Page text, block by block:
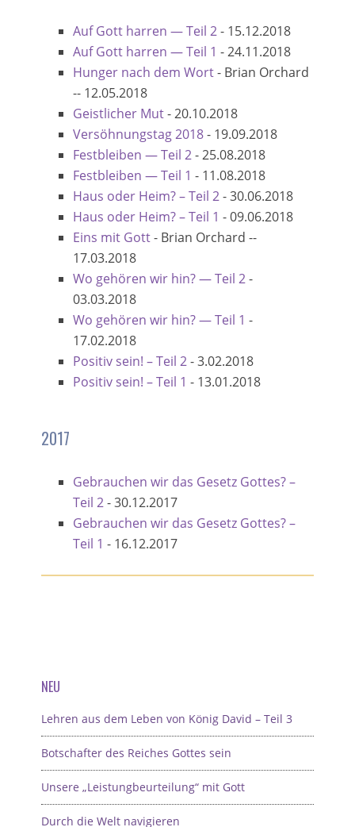
Auf Gott harren — Teil 2- 15.12.2018
Auf Gott harren — Teil 1 -24.11.2018
Hunger nach dem Wort- Brian Orchard
-- 12.05.2018
Geistlicher Mut-20.10.2018
Versöhnungstag 2018- 19.09.2018
Festbleiben — Teil 2-25.08.2018
Festbleiben — Teil 1 - 11.08.2018
Haus oder Heim? – Teil 2-30.06.2018
Haus oder Heim? – Teil 1 -09.06.2018
Eins mit Gott- Brian Orchard --
17.03.2018
Wo gehören wir hin? — Teil 2-
03.03.2018
Wo gehören wir hin? — Teil 1 -
17.02.2018
Positiv sein! – Teil 2-3.02.2018
Positiv sein! – Teil 1 - 13.01.2018
2017
Gebrauchen wir das Gesetz Gottes? –
Teil 2-30.12.2017
Gebrauchen wir das Gesetz Gottes? –
Teil 1 - 16.12.2017
NEU
Lehren aus dem Leben von König David – Teil 3
Botschafter des Reiches Gottes sein
Unsere „Leistungbeurteilung“ mit Gott
Durch die Welt navigieren